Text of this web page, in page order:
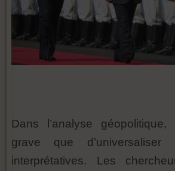
Dans l’analyse
grave que d’universaliser
interprétatives. Les